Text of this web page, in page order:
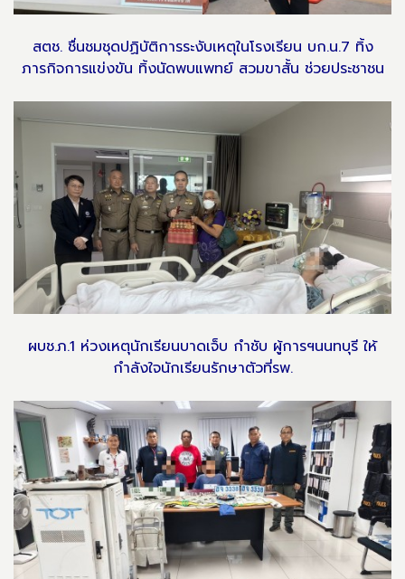
สตช. ชื่นชมชุดปฏิบัติการระงับเหตุในโรงเรียน บก.น.7 ทิ้ง
ภารกิจการแข่งขัน ทิ้งนัดพบแพทย์ สวมขาสั้น ช่วยประชาชน
ผบช.ภ.1 ห่วงเหตุนักเรียนบาดเจ็บ กำชับ ผู้การฯนนทบุรี ให้
กำลังใจนักเรียนรักษาตัวที่รพ.